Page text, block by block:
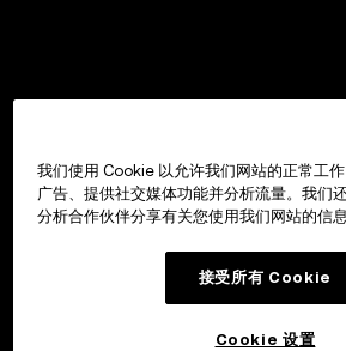
我们使用 Cookie 以允许我们网站的正常工
广告、提供社交媒体功能并分析流量。我们
分析合作伙伴分享有关您使用我们网站的信息
接受所有 Cookie
Cookie 设置